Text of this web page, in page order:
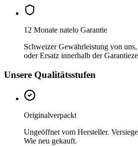
12 Monate natelo Garantie
Schweizer Gewährleistung von
oder Ersatz innerhalb der
Unsere Qualitätsstufen
Originalverpackt
Ungeöffnet vom Hersteller.
Wie neu gekauft.